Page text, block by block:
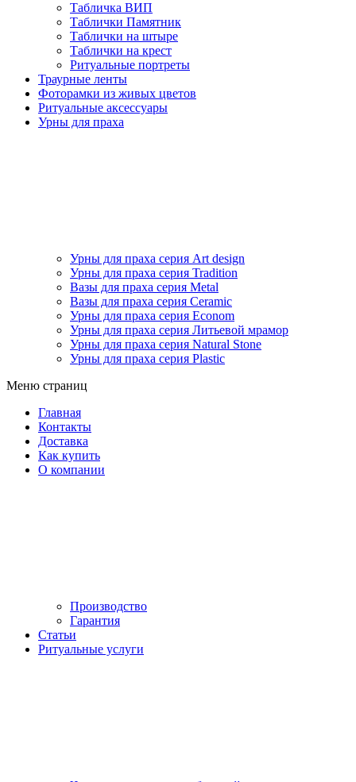
Табличка ВИП
Таблички Памятник
Таблички на штыре
Таблички на крест
Ритуальные портреты
Траурные ленты
Фоторамки из живых цветов
Ритуальные аксессуары
Урны для праха
Урны для праха серия Art design
Урны для праха серия Tradition
Вазы для праха серия Metal
Вазы для праха серия Ceramic
Урны для праха серия Econom
Урны для праха серия Литьевой мрамор
Урны для праха серия Natural Stone
Урны для праха серия Plastic
Меню страниц
Главная
Контакты
Доставка
Как купить
О компании
Производство
Гарантия
Статьи
Ритуальные услуги